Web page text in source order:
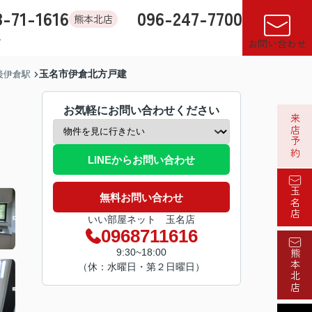
71-1616 熊本北店 096-247-7700
お問い合わせ
伊倉駅 玉名市伊倉北方戸建
お気軽にお問い合わせください
LINEからお問い合わせ
無料お問い合わせ
いい部屋ネット 玉名店
0968711616
9:30~18:00
（休：水曜日・第２日曜日）
来店予約
玉名店
熊本北店